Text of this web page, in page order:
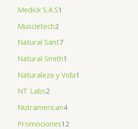
Medick S.A.S1
Muscletech2
Natural Sant7
Natural Smith1
Naturaleza y Vida1
NT Labs2
Nutramerican4
Promociones12